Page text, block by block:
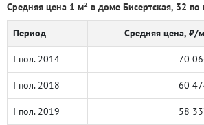
Средняя цена 1 м² в доме Бисертская, 32 по
Период Средняя цена, ₽/
I пол. 2014 70
I пол. 2018 60
I пол. 2019 58